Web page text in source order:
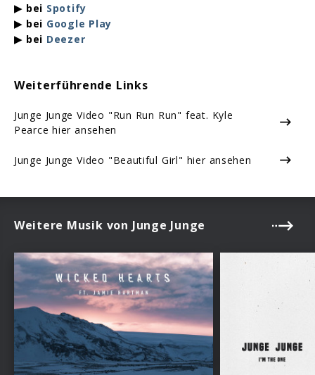
▶ bei Spotify
▶ bei Google Play
▶ bei Deezer
Weiterführende Links
Junge Junge Video "Run Run Run" feat. Kyle
Pearce hier ansehen
Junge Junge Video "Beautiful Girl" hier ansehen
Weitere Musik von Junge Junge